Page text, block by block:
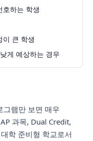
호하는 학생
이 큰 학생
게 예상하는 경우
램만 보면 매우
과목, Dual Credit,
학 준비형 학교로서